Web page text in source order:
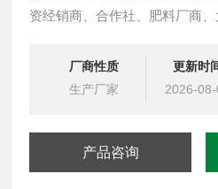
资经销商、合作社、肥料厂商、
厂商性质
生产厂家
更新时
2026-08-
产品咨询